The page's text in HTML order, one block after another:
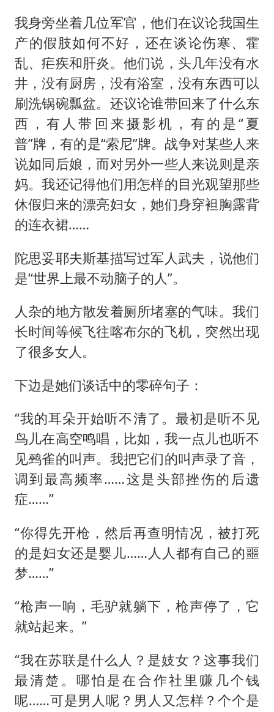
我身旁坐着几位军官，他们在议论我国生
产的假肢如何不好，还在谈论伤寒、霍
乱、疟疾和肝炎。他们说，头几年没有水
井，没有厨房，没有浴室，没有东西可以
刷洗锅碗瓢盆。还议论谁带回来了什么东
西，有人带回来摄影机，有的是“夏
普”牌，有的是“索尼”牌。战争对某些人来
说如同后娘，而对另外一些人来说则是亲
妈。我还记得他们用怎样的目光观望那些
休假归来的漂亮妇女，她们身穿袒胸露背
的连衣裙……
陀思妥耶夫斯基描写过军人武夫，说他们
是“世界上最不动脑子的人”。
人杂的地方散发着厕所堵塞的气味。我们
长时间等候飞往喀布尔的飞机，突然出现
了很多女人。
下边是她们谈话中的零碎句子：
“我的耳朵开始听不清了。最初是听不见
鸟儿在高空鸣唱，比如，我一点儿也听不
见鹀雀的叫声。我把它们的叫声录了音，
调到最高频率……这是头部挫伤的后遗
症……”
“你得先开枪，然后再查明情况，被打死
的是妇女还是婴儿……人人都有自己的噩
梦……”
“枪声一响，毛驴就躺下，枪声停了，它
就站起来。”
“我在苏联是什么人？是妓女？这事我们
最清楚。哪怕是在合作社里赚几个钱
呢……可是男人呢？男人又怎样？个个是